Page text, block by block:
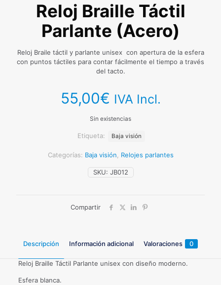
Reloj Braille Táctil
Parlante (Acero)
Reloj Braile táctil y parlante unisex con apertura de la esfera
con puntos táctiles para contar fácilmente el tiempo a través
del tacto.
55,00€ IVA Incl.
Sin existencias
SKU: JB012
Categorías: Baja visión, Relojes parlantes
Etiqueta: Baja visión
Compartir
Descripción Información adicional Valoraciones 0
Reloj Braille Táctil Parlante unisex con diseño moderno.
Esfera blanca.